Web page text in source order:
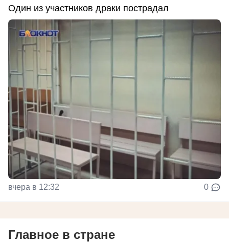
Один из участников драки пострадал
вчера в 12:32 0
Главное в стране